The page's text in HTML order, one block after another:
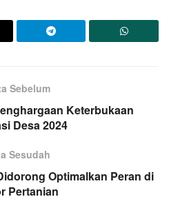
Sebelum
Keterbukaan
Desa 2024
Sesudah
Optimalkan Peran di
Pertanian